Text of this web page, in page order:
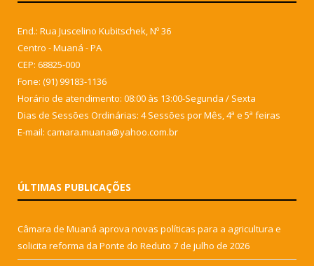
End.: Rua Juscelino Kubitschek, Nº 36
Centro - Muaná - PA
CEP: 68825-000
Fone: (91) 99183-1136
Horário de atendimento: 08:00 às 13:00-Segunda / Sexta
Dias de Sessões Ordinárias: 4 Sessões por Mês, 4ª e 5ª feiras
E-mail: camara.muana@yahoo.com.br
ÚLTIMAS PUBLICAÇÕES
Câmara de Muaná aprova novas políticas para a agricultura e
solicita reforma da Ponte do Reduto 7 de julho de 2026